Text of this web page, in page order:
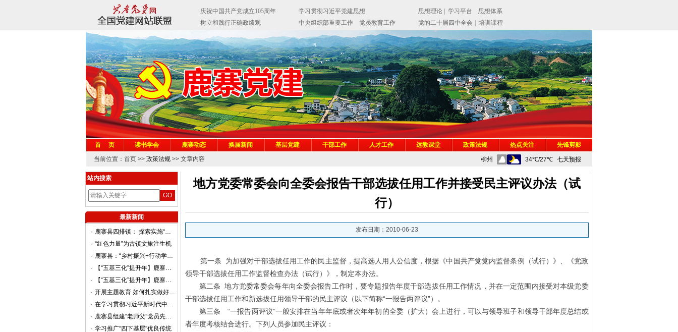
首 页 读书学会 鹿寨动态 换届新闻 基层党建 干部工作 人才工作 远教课堂 政策法规 热点关注
先锋剪影
当前位置：首页 >> 政策法规>> 文章内容
站内搜索
最新新闻
·
鹿寨县四排镇： 探索实施“巷长制”提升基层治理效能
· “红色力量”为古镇文旅注生机
·
鹿寨县：“乡村振兴+行动学习”赋能农业项目 高质量发展
·
【“五基三化”提升年】鹿寨县导江乡：组建“银龄党建联盟”凝聚乡村振兴“银发”力量
·
【“五基三化”提升年】鹿寨县平山镇：“三度融合”推动基层治理提质增效
·
开展主题教育 如何扎实做好调查研究
·
在学习贯彻习近平新时代中国特色社会主义思想主题教育第一批总结暨第二批部署会议上的讲话
·
鹿寨县组建“老师父”党员先锋队助力提升基层治理效能
· 学习推广“四下基层”优良传统
地方党委常委会向全委会报告干部选拔任用工作并接受民主评议办法（试
行）
发布日期：2010-06-23
第一条 为加强对干部选拔任用工作的民主监督，提高选人用人公信度，根据《中国共产党党内监督条例（试行）》、《党政
领导干部选拔任用工作监督检查办法（试行）》，制定本办法。
第二条 地方党委常委会每年向全委会报告工作时，要专题报告年度干部选拔任用工作情况，并在一定范围内接受对本级党委
干部选拔任用工作和新选拔任用领导干部的民主评议（以下简称“一报告两评议”）。
第三条 “一报告两评议”一般安排在当年年底或者次年年初的全委（扩大）会上进行，可以与领导班子和领导干部年度总结或
者年度考核结合进行。下列人员参加民主评议：